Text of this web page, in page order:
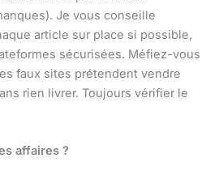
Je vous conseille
article sur place si possible,
sécurisées. Méfiez-vous
faux sites prétendent vendre
rien livrer. Toujours vérifier le
affaires ?